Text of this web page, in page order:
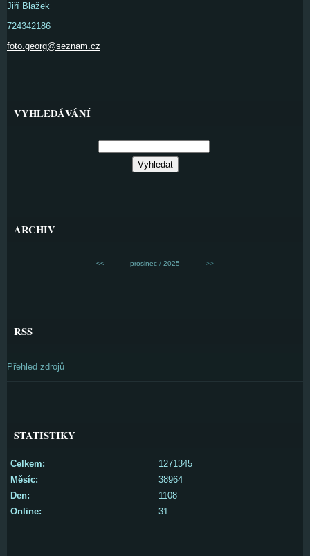
Jiří Blažek
724342186
foto.georg@seznam.cz
VYHLEDÁVÁNÍ
ARCHIV
<< prosinec/ 2025 >>
RSS
Přehled zdrojů
STATISTIKY
Online: 31
Celkem:
1271345
Měsíc:
38964
Den:
1108